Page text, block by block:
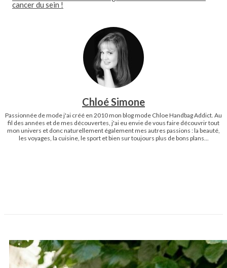
cancer du sein !
Chloé Simone
Passionnée de mode j'ai créé en 2010 mon blog mode Chloe Handbag Addict. Au
fil des années et de mes découvertes, j'ai eu envie de vous faire découvrir tout
mon univers et donc naturellement également mes autres passions : la beauté,
les voyages, la cuisine, le sport et bien sur toujours plus de bons plans...